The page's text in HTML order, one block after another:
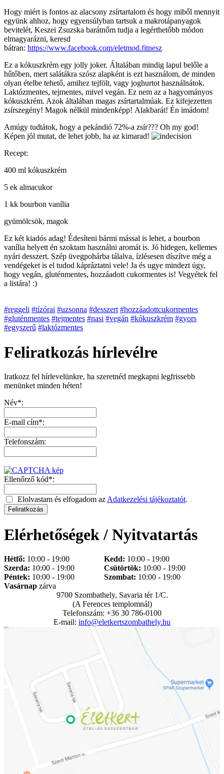
Hogy miért is fontos az alacsony zsírtartalom és hogy miből mennyit
együnk ahhoz, hogy egyensúlyban tartsuk a makrotápanyagok
bevitelét, Keszei Zsuzska barátnőm tudja a legérthetőbb módon
elmagyarázni, keresd
bátran: https://www.facebook.com/eletmod.fitnesz
Ez a kókuszkrém egy jolly joker. Általában mindig lapul belőle a
hűtőben, mert salátákra szósz alapként is ezt használom, de minden
olyan ételbe tehető, amihez tejfölt, vagy joghurtot használnátok.
Laktózmentes, tejmentes, mivel vegán. Ez nem az a hagyományos
kókuszkrém. Azok általában magas zsírtartalmúak. Ez kifejezetten
zsírszegény! Magok nélkül mindenképp! Alakbarát! Én imádom!
Amúgy tudtátok, hogy a pekándió 72%-a zsír??? Oh my god!
Képen jól mutat, de lehet jobb, ha az kimarad!
Recept:
400 ml kókuszkrém
5 ek almacukor
1 kk bourbon vanília
gyümölcsök, magok
Ez két kiadós adag! Édesíteni bármi mással is lehet, a bourbon
vanília helyett én szoktam használni aromát is. Jó hidegen, kellemes
nyári desszert. Szép üvegpohárba tálalva, ízlésesen díszítve még a
vendégeket is el tudod kápráztatni vele! Ja és ugye mindezt úgy,
hogy vegán, gluténmentes, hozzáadott cukormentes is! Vegyétek fel
a listára! :)
#reggeli #tízórai #uzsonna #desszert #hozzáadottcukormentes
#gluténmentes #tejmentes #nasi #vegán #kókuszkrém #gyors
#egyszerű #laktózmentes
Feliratkozás hírlevélre
Iratkozz fel hírlevelünkre, ha szeretnéd megkapni legfrissebb
menünket minden héten!
Név*:
E-mail cím*:
Telefonszám:
Ellenőrző kód*:
Elolvastam és elfogadom az Adatkezelési tájékoztatót.
Elérhetőségek / Nyitvatartás
Hétfő: 10:00 - 19:00 Kedd: 10:00 - 19:00
Szerda: 10:00 - 19:00 Csütörtök: 10:00 - 19:00
Péntek: 10:00 - 19:00 Szombat: 10:00 - 19:00
Vasárnap zárva
9700 Szombathely, Savaria tér 1/C.
(A Ferences templomnál)
Telefonszám: +36 30 786-0100
E-mail: info@eletkertszombathely.hu